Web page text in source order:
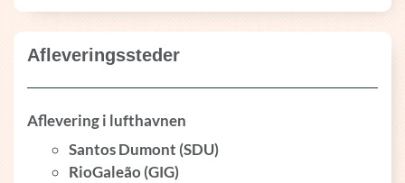
Afleveringssteder
Aflevering i lufthavnen
Santos Dumont (SDU)
RioGaleão (GIG)